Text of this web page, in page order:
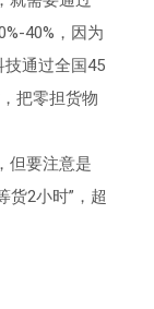
40%，因为
通过全国45
把零担货物
但要注意是
货2小时”，超